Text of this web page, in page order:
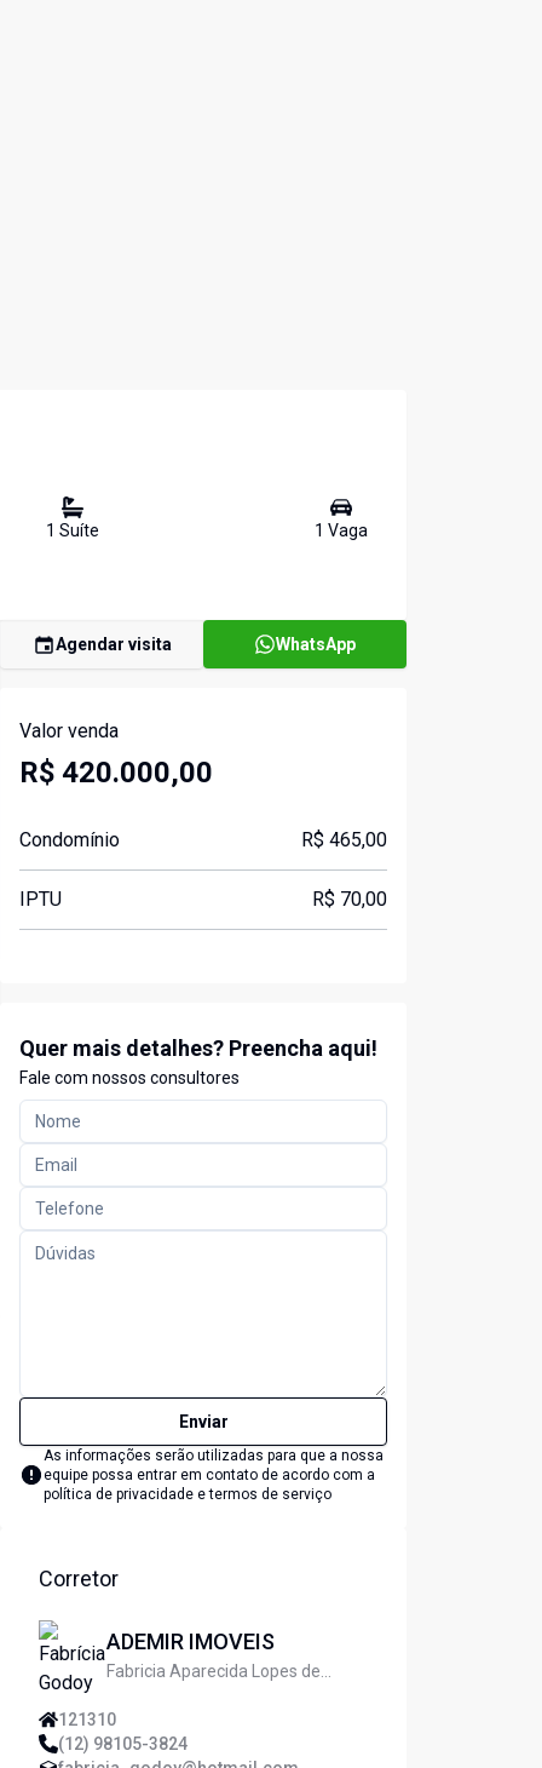
1 Suíte 1 Vaga
Agendar visita WhatsApp
Valor venda
R$ 420.000,00
Condomínio R$ 465,00
IPTU R$ 70,00
Quer mais detalhes? Preencha aqui!
Fale com nossos consultores
Enviar
As informações serão utilizadas para que a nossa
equipe possa entrar em contato de acordo com a
política de privacidade e termos de serviço
Corretor
ADEMIR IMOVEIS
Fabricia Aparecida Lopes de
121310
(12) 98105-3824